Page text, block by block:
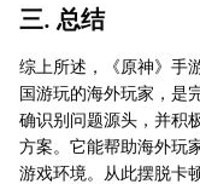
三. 总结
综上所述，《原神》手
国游玩的海外玩家，是
确识别问题源头，并积
方案。它能帮助海外玩
游戏环境。从此摆脱卡